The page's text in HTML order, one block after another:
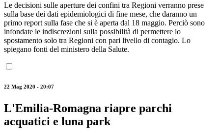
Le decisioni sulle aperture dei confini tra Regioni verranno prese
sulla base dei dati epidemiologici di fine mese, che daranno un
primo report sulla fase che si è aperta dal 18 maggio. Perciò sono
infondate le indiscrezioni sulla possibilità di permettere lo
spostamento solo tra Regioni con pari livello di contagio. Lo
spiegano fonti del ministero della Salute.
22 Mag 2020 - 20:07
L'Emilia-Romagna riapre parchi
acquatici e luna park